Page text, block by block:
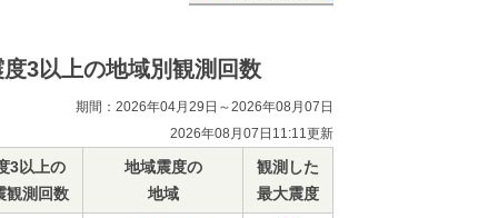
度3以上の地域別観測回数
期間：2026年04月29日～2026年08月07日
2026年08月07日11:11更新
3以上の
観測回数
地域震度の
地域
観測した
最大震度